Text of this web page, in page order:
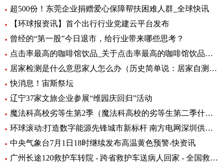
超500份！东莞企业捐赠爱心保障帮扶困难人群_全球快讯
【环球报资讯】首个出行行业党建云平台发布
曾经的“第一股”今日退市，给行业带来哪些思考？
点击率最高的咖啡馆饮品_关于点击率最高的咖啡馆饮品介绍
居家检测是什么意思家人怎么办（历史简单说：居家自测阳性怎么办专家解答） 全球快资讯
快消息！宙斯祭坛
辽宁37家文旅企业参展“维园庆回归”活动
魔法科高校劣等生第2季（魔法科高校的劣等生第二季什么时候出）_环球热头条
环球滚动:打造数字能源先锋城市新标杆 南方电网深圳供电局主题展厅亮相数能展
中央气象台7月1日18时继续发布高温黄色预警-快资讯
广州长途120救护车转院 - 跨省救护车送病人回家 - 全国救护团队_快资讯